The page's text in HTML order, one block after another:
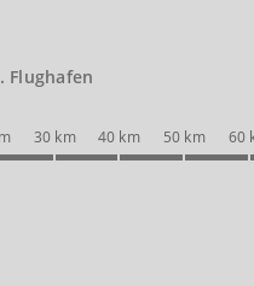
Flughafen
30 km 40 km 50 km 60